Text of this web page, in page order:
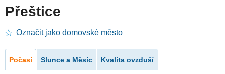
Přeštice
Označit jako domovské město
Počasí Slunce a Měsíc Kvalita ovzduší